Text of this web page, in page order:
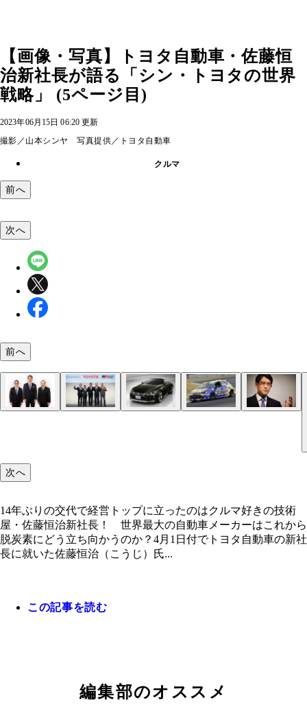
【画像・写真】トヨタ自動車・佐藤恒
治新社長が語る「シン・トヨタの世界
戦略」 (5ページ目)
2023年06月15日 06:20 更新
撮影／山本シンヤ 写真提供／トヨタ自動車
クルマ
前へ
が常にいる
次へ
前へ
次へ
14年ぶりの交代で経営トップに立ったのはクルマ好きの技術
屋・佐藤恒治新社長！ 世界最大の自動車メーカーはこれから
脱炭素にどう立ち向かうのか？4月1日付でトヨタ自動車の新社
長に就いた佐藤恒治（こうじ）氏...
この記事を読む
編集部のオススメ